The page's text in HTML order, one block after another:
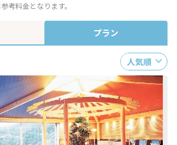
考料金となります。
プラン
人気順